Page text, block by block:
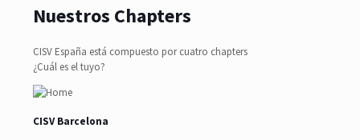
Nuestros Chapters
CISV España está compuesto por cuatro chapters
¿Cuál es el tuyo?
CISV Barcelona